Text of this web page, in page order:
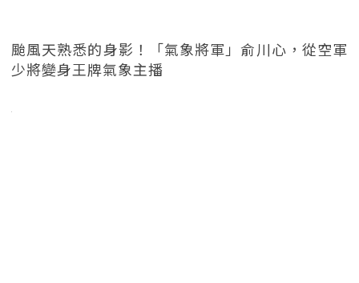
颱風天熟悉的身影！「氣象將軍」俞川心，從空軍
少將變身王牌氣象主播